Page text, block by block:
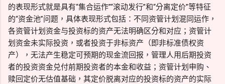
的表现形式就是具有“集合运作”“滚动发行”和“分离定价”等特征
的“资金池”问题，具体表现形式包括：不同资管计划混同运作，
各资管计划资金与投资标的资产无法明确区分和对应；资管计
划资金未实际投资，或者投资于非标资产（即非标准债权资
产），无法产生稳定可预期的现金流回报，管理人用后期投资
者的投资资金兑付前期投资者的本金和收益；资管计划申购、
赎回定价无估值基础，其定价脱离对应的投资标的资产的实际